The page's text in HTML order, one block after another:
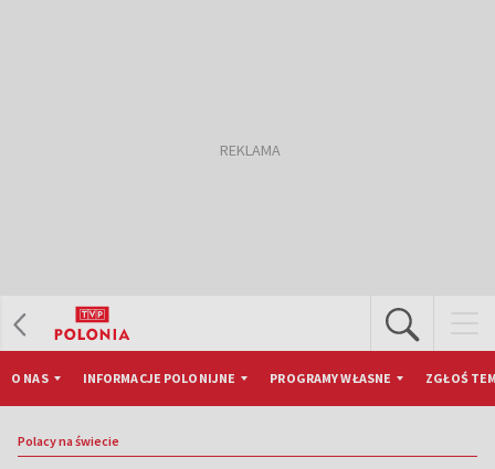
O NAS INFORMACJE POLONIJNE PROGRAMY WŁASNE ZGŁOŚ
Polacy na świecie